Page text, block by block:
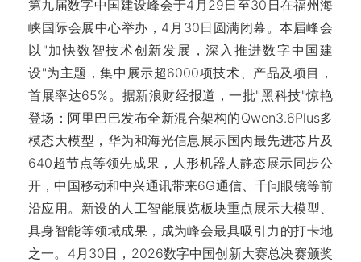
第九届数字中国建设峰会于4月29日至30日在福州海
峡国际会展中心举办，4月30日圆满闭幕。本届峰会
以"加快数智技术创新发展，深入推进数字中国建
设"为主题，集中展示超6000项技术、产品及项目，
首展率达65%。据新浪财经报道，一批"黑科技"惊艳
登场：阿里巴巴发布全新混合架构的Qwen3.6Plus多
模态大模型，华为和海光信息展示国内最先进芯片及
640超节点等领先成果，人形机器人静态展示同步公
开，中国移动和中兴通讯带来6G通信、千问眼镜等前
沿应用。新设的人工智能展览板块重点展示大模型、
具身智能等领域成果，成为峰会最具吸引力的打卡地
之一。4月30日，2026数字中国创新大赛总决赛颁奖